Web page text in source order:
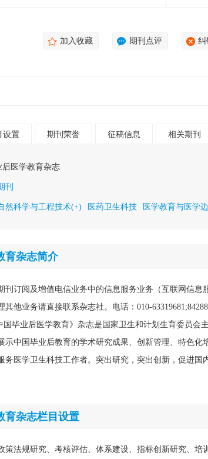
加入收藏 期刊点评 纠
设置 期刊荣誉 征稿信息 相关期刊
后医学教育杂志
刊
然科学与工程技术(+) 医药卫生科技 医学教育与医学
育杂志简介
刊订阅及增值电信业务中的信息服务业务（互联网信息
其他业务请直接联系杂志社。电话：010-
国毕业后医学教育》杂志是国家卫生和计划生育委员会
示中国毕业后教育的学术研究成果、创新管理、特色化
务医学卫生科技工作者。突出研究，突出创新，促进国
育杂志栏目设置
策法规研究、考核评估、体系建设、指标创新研究、培